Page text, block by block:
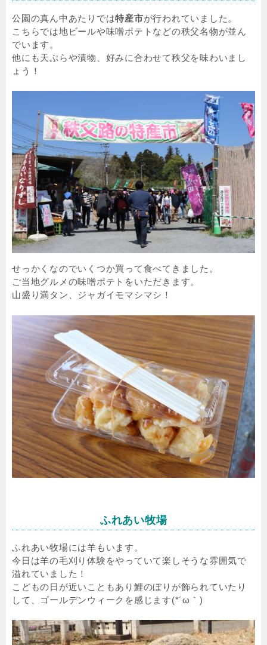
公園の真ん中あたりでは特産市が行われていました。
こちらでは地ビールや味噌ポテトなどの秩父名物が並ん
でいます。
他にも天ぷらや漬物、好みに合わせて秩父を味わいまし
ょう！
せっかくなのでいくつか買って食べてきました。
ご当地グルメの味噌ポテトをいただきます。
山盛り満タン、ジャガイモマシマシ！
ふれあい牧場
ふれあい牧場には羊もいます。
今日は羊の毛刈り体験をやっていて楽しそうな雰囲気で
溢れていました！
こどもの日が近いこともあり鯉のぼりが飾られていたり
して、ゴールデンウィークを感じます(*´ω｀)